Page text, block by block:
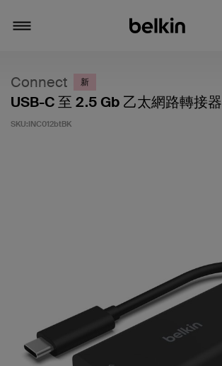
Connect 新
USB-C 至 2.5 Gb 乙太網路轉接器
SKU:INC012btBK